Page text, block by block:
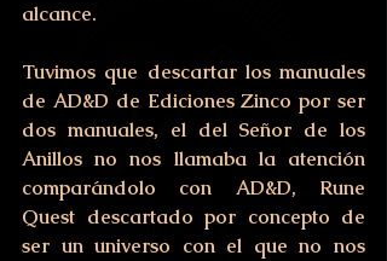
alcance.
Tuvimos que descartar los manuales
de AD&D de Ediciones Zinco por ser
dos manuales, el del Señor de los
Anillos no nos llamaba la atención
comparándolo con AD&D, Rune
Quest descartado por concepto de
ser un universo con el que no nos